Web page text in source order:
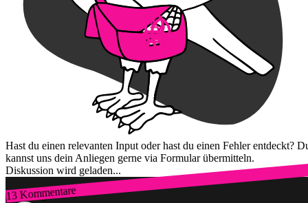
Hast du einen relevanten Input oder hast du einen Fehler entdeckt?
kannst uns dein Anliegen gerne via Formular übermitteln.
Diskussion wird geladen...
13 Kommentare
Zum Login